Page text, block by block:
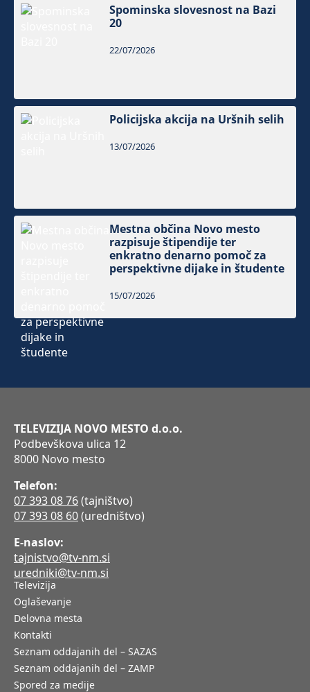
Spominska slovesnost na Bazi
20
22/07/2026
Policijska akcija na Uršnih selih
13/07/2026
Mestna občina Novo mesto
razpisuje štipendije ter
enkratno denarno pomoč za
perspektivne dijake in študente
15/07/2026
TELEVIZIJA NOVO MESTO d.o.o.
Podbevškova ulica 12
8000 Novo mesto
Telefon:
07 393 08 76(tajništvo)
07 393 08 60(uredništvo)
E-naslov:
tajnistvo@tv-nm.si
uredniki@tv-nm.si
Televizija
Oglaševanje
Delovna mesta
Kontakti
Seznam oddajanih del – SAZAS
Seznam oddajanih del – ZAMP
Spored za medije